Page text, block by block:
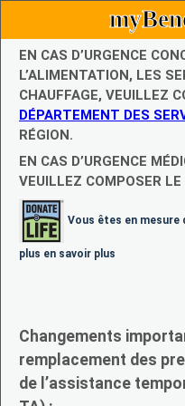
EN CAS D’URGENCE
L’ALIMENTATION, LES
CHAUFFAGE, VEUILLEZ
DÉPARTEMENT DES
RÉGION.
EN CAS D’URGENCE
VEUILLEZ COMPOSER
Vous êtes en mesure
plus en savoir plus
Changements
remplacement des
de l’assistance